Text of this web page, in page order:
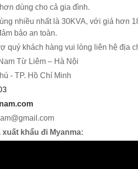
dùng cho cả gia đình.
nhiều nhất là 30KVA, với giá hơn
bảo an toàn.
quý khách hàng vui lòng liên hệ địa
Từ Liêm – Hà Nội
- TP. Hồ Chí Minh
khẩu đi Myanma: